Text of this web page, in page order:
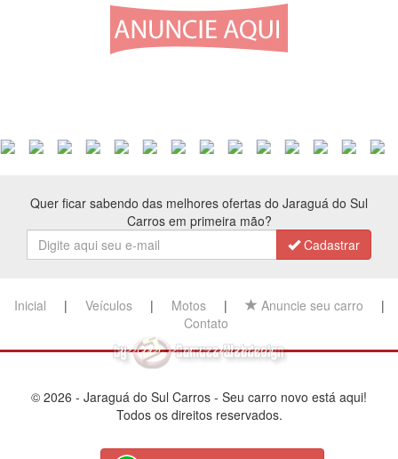
Quer ficar sabendo das melhores ofertas do Jaraguá do Sul
Carros em primeira mão?
Cadastrar
Inicial | Veículos| Motos| Anuncie seu carro |
Contato
© 2026 - Jaraguá do Sul Carros - Seu carro novo está aqui!
Todos os direitos reservados.